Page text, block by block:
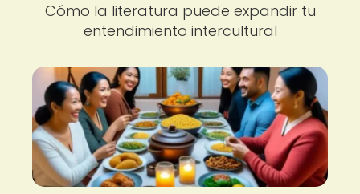
Cómo la literatura puede expandir tu
entendimiento intercultural